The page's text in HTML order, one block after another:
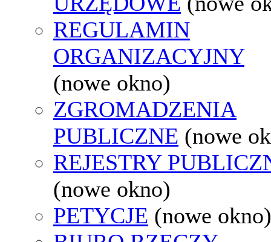
REGULAMIN
ORGANIZACYJNY
(nowe okno)
ZGROMADZENIA
PUBLICZNE (nowe
REJESTRY
(nowe okno)
PETYCJE (nowe okno)